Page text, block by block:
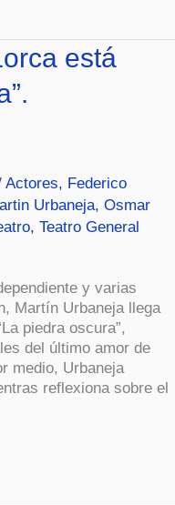
está
Actores, Federico
Urbaneja, Osmar
, Teatro General
y varias
Martín Urbaneja llega
piedra oscura”,
del último amor de
medio, Urbaneja
reflexiona sobre el